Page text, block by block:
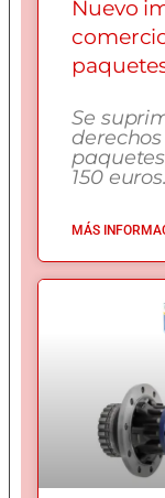
Nuevo
Se
150 euros.
MÁS